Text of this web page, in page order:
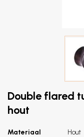
Double flared
hout
Materiaal Hout